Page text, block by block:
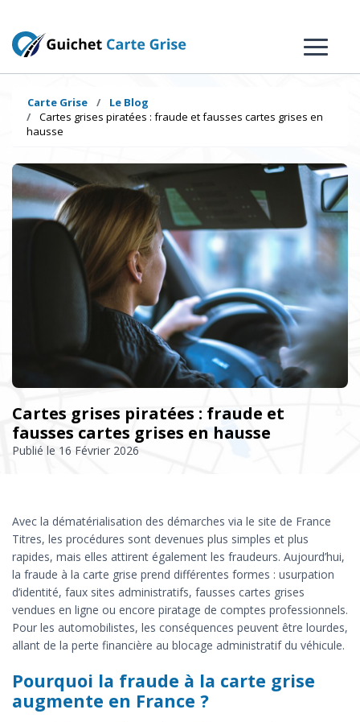
Carte Grise
Le Blog
Cartes grises piratées : fraude et fausses cartes grises en
hausse
Cartes grises piratées : fraude et
fausses cartes grises en hausse
Publié le 16 Février 2026
Avec la dématérialisation des démarches via le site de France
Titres, les procédures sont devenues plus simples et plus
rapides, mais elles attirent également les fraudeurs. Aujourd’hui,
la fraude à la carte grise prend différentes formes : usurpation
d’identité, faux sites administratifs, fausses cartes grises
vendues en ligne ou encore piratage de comptes professionnels.
Pour les automobilistes, les conséquences peuvent être lourdes,
allant de la perte financière au blocage administratif du véhicule.
Pourquoi la fraude à la carte grise
augmente en France ?